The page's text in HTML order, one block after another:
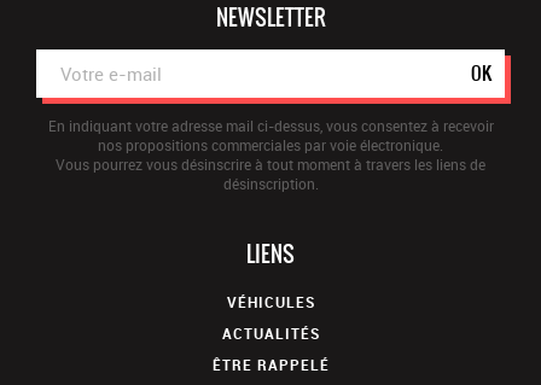
NEWSLETTER
OK
En indiquant votre adresse mail ci-dessus, vous consentez à recevoir
nos propositions commerciales par voie électronique.
Vous pourrez vous désinscrire à tout moment à travers les liens de
désinscription.
LIENS
VÉHICULES
ACTUALITÉS
ÊTRE RAPPELÉ